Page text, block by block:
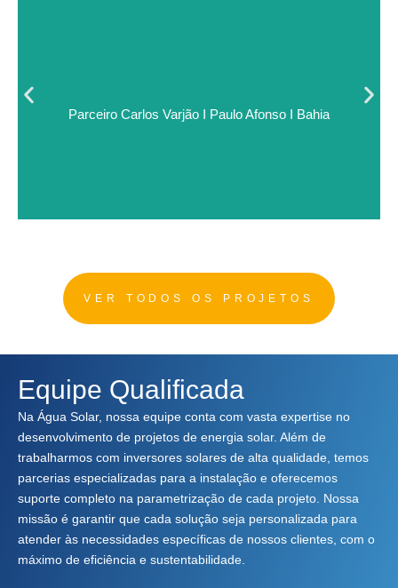
Parceiro Carlos Varjão I Paulo Afonso I Bahia
VER TODOS OS PROJETOS
Equipe Qualificada
Na Água Solar, nossa equipe conta com vasta expertise no
desenvolvimento de projetos de energia solar. Além de
trabalharmos com inversores solares de alta qualidade, temos
parcerias especializadas para a instalação e oferecemos
suporte completo na parametrização de cada projeto. Nossa
missão é garantir que cada solução seja personalizada para
atender às necessidades específicas de nossos clientes, com o
máximo de eficiência e sustentabilidade.